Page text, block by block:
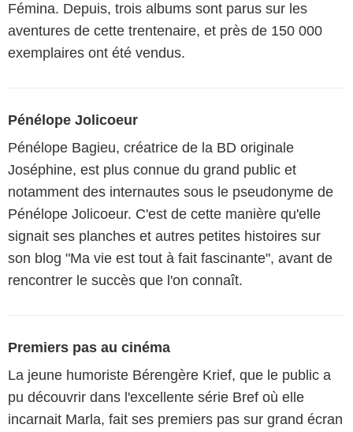
Fémina. Depuis, trois albums sont parus sur les
aventures de cette trentenaire, et près de 150 000
exemplaires ont été vendus.
Pénélope Jolicoeur
Pénélope Bagieu, créatrice de la BD originale
Joséphine, est plus connue du grand public et
notamment des internautes sous le pseudonyme de
Pénélope Jolicoeur. C'est de cette manière qu'elle
signait ses planches et autres petites histoires sur
son blog "Ma vie est tout à fait fascinante", avant de
rencontrer le succès que l'on connaît.
Premiers pas au cinéma
La jeune humoriste Bérengère Krief, que le public a
pu découvrir dans l'excellente série Bref où elle
incarnait Marla, fait ses premiers pas sur grand écran